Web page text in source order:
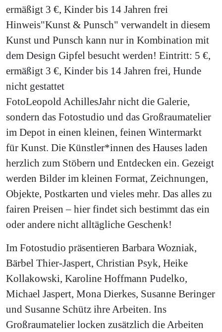
ermäßigt 3 €, Kinder bis 14 Jahren frei
Hinweis
Kunst und Punsch kann nur in Kombination mit
dem Design Gipfel besucht werden! Eintritt: 5 €,
ermäßigt 3 €, Kinder bis 14 Jahren frei, Hunde
nicht gestattet
FotoLeopold Achilles
"Kunst & Punsch" verwandelt in diesem
Jahr nicht die Galerie,
sondern das Fotostudio und das Großraumatelier
im Depot in einen kleinen, feinen Wintermarkt
für Kunst. Die Künstler*innen des Hauses laden
herzlich zum Stöbern und Entdecken ein. Gezeigt
werden Bilder im kleinen Format, Zeichnungen,
Objekte, Postkarten und vieles mehr. Das alles zu
fairen Preisen – hier findet sich bestimmt das ein
oder andere nicht alltägliche Geschenk!
Im Fotostudio präsentieren Barbara Wozniak,
Bärbel Thier-Jaspert, Christian Psyk, Heike
Kollakowski, Karoline Hoffmann Pudelko,
Michael Jaspert, Mona Dierkes, Susanne Beringer
und Susanne Schütz ihre Arbeiten. Ins
Großraumatelier locken zusätzlich die Arbeiten